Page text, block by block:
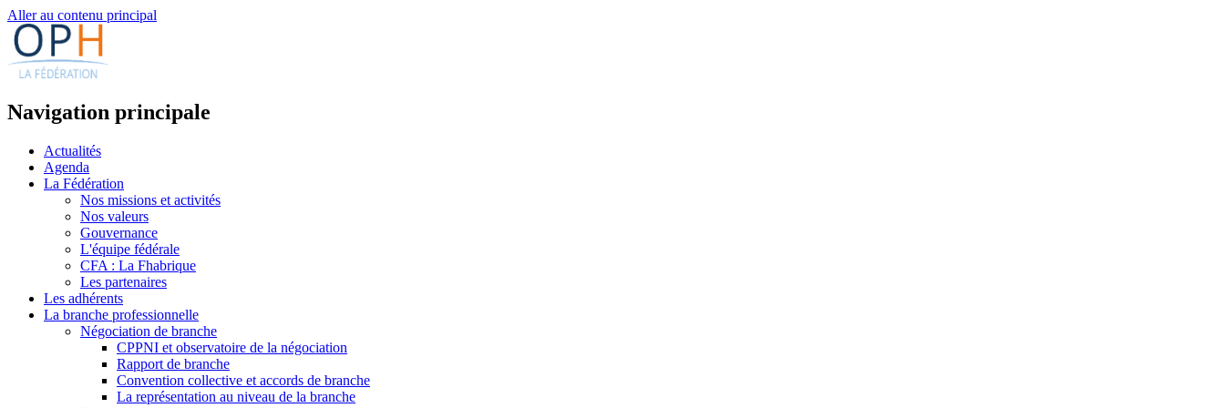
Aller au contenu principal
Navigation principale
Actualités
Agenda
La Fédération
Nos missions et activités
Nos valeurs
Gouvernance
L'équipe fédérale
CFA : La Fhabrique
Les partenaires
Les adhérents
La branche professionnelle
Négociation de branche
CPPNI et observatoire de la négociation
Rapport de branche
Convention collective et accords de branche
La représentation au niveau de la branche